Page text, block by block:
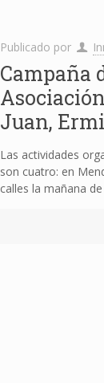
Publicado por
Campaña
Juan,
Las actividades
son cuatro: en
calles la mañana